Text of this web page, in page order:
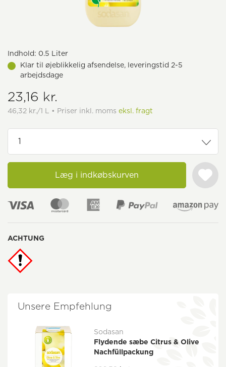
Indhold: 0.5 Liter
Klar til øjeblikkelig afsendelse, leveringstid 2-5
arbejdsdage
23,16 kr.
46,32 kr./1 L • Priser inkl. moms eksl. fragt
Læg i indkøbskurven
ACHTUNG
Unsere Empfehlung
Sodasan
Flydende sæbe Citrus & Olive
Nachfüllpackung